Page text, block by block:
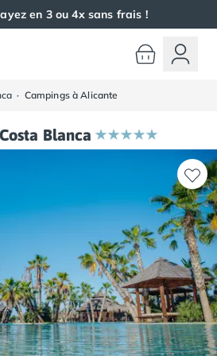
en 3 ou 4x sans frais !
de-Tayac-Sireuil
· Campings à Alicante
Blanca